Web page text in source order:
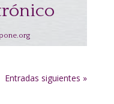
Entradas siguientes »